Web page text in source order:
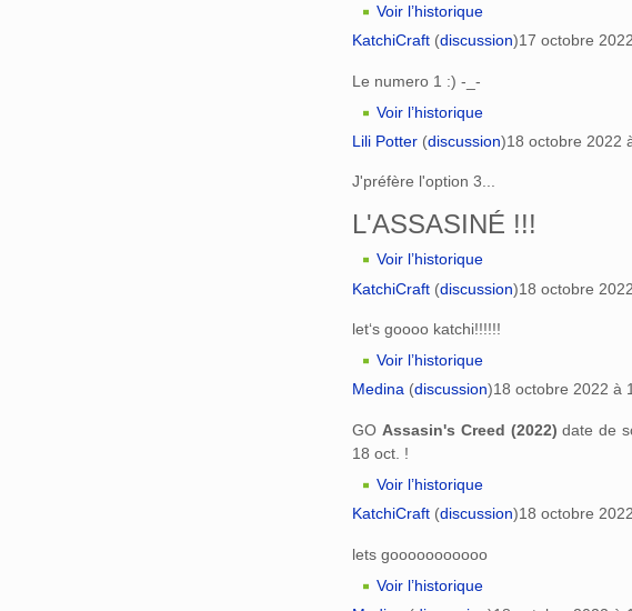
Voir l’historique
KatchiCraft (discussion)17 octobre
Le numero 1 :) -_-
Voir l’historique
Lili Potter (discussion)18 octobre 2022
J'préfère l'option 3...
L'ASSASINÉ !!!
Voir l’historique
KatchiCraft (discussion)18 octobre
let‘s goooo katchi!!!!!!
Voir l’historique
Medina (discussion)18 octobre 2022 à
GO Assasin's Creed (2022) date de
18 oct. !
Voir l’historique
KatchiCraft (discussion)18 octobre
lets gooooooooooo
Voir l’historique